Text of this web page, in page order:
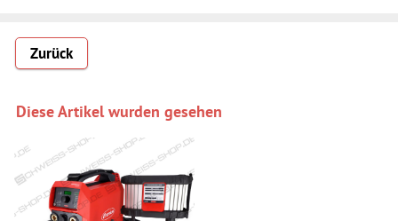
Zurück
Diese Artikel wurden gesehen